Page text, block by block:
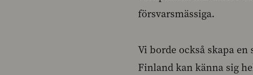
försvarsmässiga.
Vi borde också skapa
Finland kan känna sig